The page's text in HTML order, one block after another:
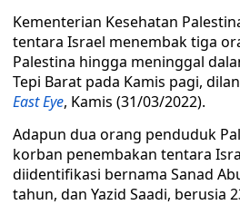
Kementerian Kesehatan
tentara Israel menembak tiga
Palestina hingga meninggal
Tepi Barat pada Kamis pagi,
East Eye, Kamis (31/03/2022).
Adapun dua orang penduduk
korban penembakan tentara
diidentifikasi bernama Sanad
tahun, dan Yazid Saadi, berusia